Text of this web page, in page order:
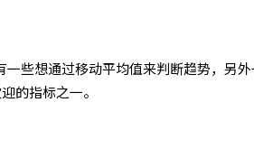
一些想通过移动平均值来判断趋势，另
的指标之一。